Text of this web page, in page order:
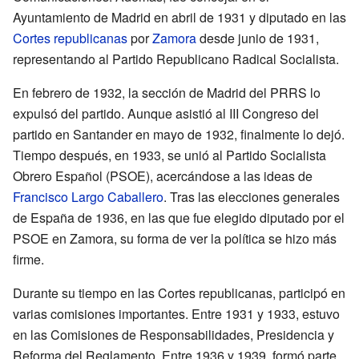
Ayuntamiento de Madrid en abril de 1931 y diputado en las
Cortes republicanasporZamoradesde junio de 1931,
representando al Partido Republicano Radical Socialista.
En febrero de 1932, la sección de Madrid del PRRS lo
expulsó del partido. Aunque asistió al III Congreso del
partido en Santander en mayo de 1932, finalmente lo dejó.
Tiempo después, en 1933, se unió al Partido Socialista
Obrero Español (PSOE), acercándose a las ideas de
Francisco Largo Caballero. Tras las elecciones generales
de España de 1936, en las que fue elegido diputado por el
PSOE en Zamora, su forma de ver la política se hizo más
firme.
Durante su tiempo en las Cortes republicanas, participó en
varias comisiones importantes. Entre 1931 y 1933, estuvo
en las Comisiones de Responsabilidades, Presidencia y